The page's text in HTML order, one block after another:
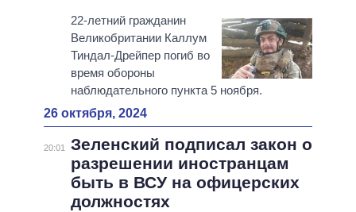
22-летний гражданин
Великобритании Каллум
Тиндал-Дрейпер погиб во
время обороны
наблюдательного пункта 5 ноября.
26 октября, 2024
20:01
Зеленский подписал закон о
разрешении иностранцам
быть в ВСУ на офицерских
должностях